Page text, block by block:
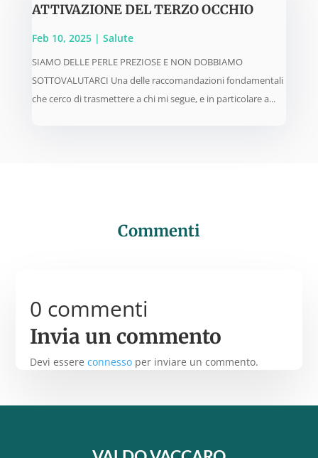
ATTIVAZIONE DEL TERZO OCCHIO
Feb 10, 2025| Salute
SIAMO DELLE PERLE PREZIOSE E NON DOBBIAMO
SOTTOVALUTARCI Una delle raccomandazioni fondamentali
che cerco di trasmettere a chi mi segue, e in particolare a...
Commenti
0 commenti
Invia un commento
Devi essereconnesso per inviare un commento.